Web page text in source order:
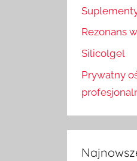
Rezonans
Silicolgel
Prywatny